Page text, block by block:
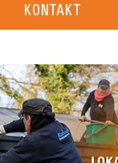
KONTAKT